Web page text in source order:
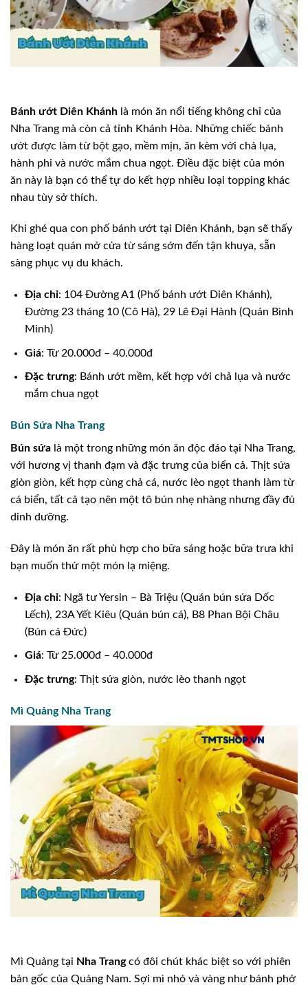
Bánh ướt Diên Khánh là món ăn nổi tiếng không chỉ của
Nha Trang mà còn cả tỉnh Khánh Hòa. Những chiếc bánh
ướt được làm từ bột gạo, mềm mịn, ăn kèm với chả lụa,
hành phi và nước mắm chua ngọt. Điều đặc biệt của món
ăn này là bạn có thể tự do kết hợp nhiều loại topping khác
nhau tùy sở thích.
Khi ghé qua con phố bánh ướt tại Diên Khánh, bạn sẽ thấy
hàng loạt quán mở cửa từ sáng sớm đến tận khuya, sẵn
sàng phục vụ du khách.
Địa chỉ: 104 Đường A1 (Phố bánh ướt Diên Khánh),
Đường 23 tháng 10 (Cô Hà), 29 Lê Đại Hành (Quán Bình
Minh)
Giá: Từ 20.000đ – 40.000đ
Đặc trưng: Bánh ướt mềm, kết hợp với chả lụa và nước
mắm chua ngọt
Bún Sứa Nha Trang
Bún sứa là một trong những món ăn độc đáo tại Nha Trang,
với hương vị thanh đạm và đặc trưng của biển cả. Thịt sứa
giòn giòn, kết hợp cùng chả cá, nước lèo ngọt thanh làm từ
cá biển, tất cả tạo nên một tô bún nhẹ nhàng nhưng đầy đủ
dinh dưỡng.
Đây là món ăn rất phù hợp cho bữa sáng hoặc bữa trưa khi
bạn muốn thử một món lạ miệng.
Địa chỉ: Ngã tư Yersin – Bà Triệu (Quán bún sứa Dốc
Lếch), 23A Yết Kiêu (Quán bún cá), B8 Phan Bội Châu
(Bún cá Đức)
Giá: Từ 25.000đ – 40.000đ
Đặc trưng: Thịt sứa giòn, nước lèo thanh ngọt
Mì Quảng Nha Trang
Mì Quảng tại Nha Trangcó đôi chút khác biệt so với phiên
bản gốc của Quảng Nam. Sợi mì nhỏ và vàng như bánh phở